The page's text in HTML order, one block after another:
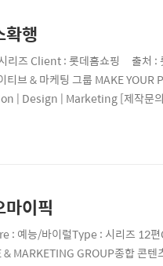
확행
즈 Client : 롯데홈쇼핑 출처 :
브 & 마케팅 그룹 MAKE
| Design | Marketing [제작문
@project_plusInstagram |
이픽
: 예능/바이럴Type : 시리즈 12
MARKETING GROUP종합 콘